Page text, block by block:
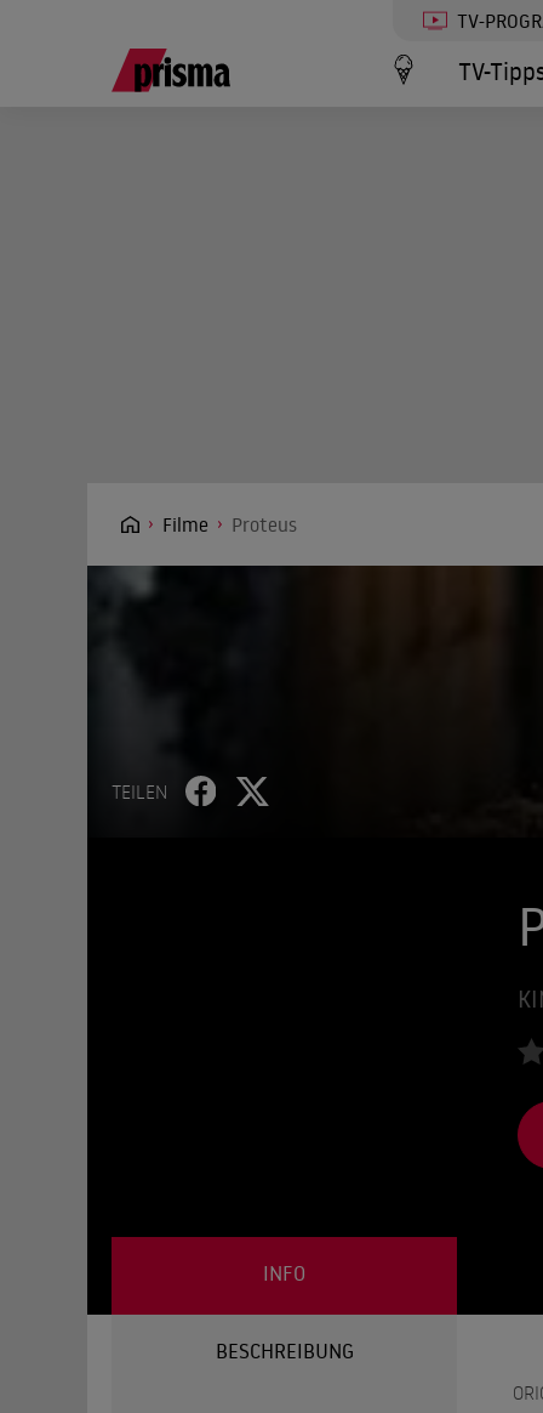
TV-
TV-
Filme Proteus
TEILEN
INFO
BESCHREIBUNG